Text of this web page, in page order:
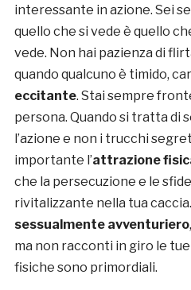
interessante in azione. Sei
quello che si vede è quello
vede. Non hai pazienza di
quando qualcuno è timido,
eccitante. Stai sempre
persona. Quando si tratta di
l’azione e non i trucchi
importante l’attrazione
che la persecuzione e le
rivitalizzante nella tua
sessualmente avventuriero
ma non racconti in giro le
fisiche sono primordiali.